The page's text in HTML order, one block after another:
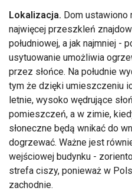
Lokalizacja. Dom ustawiono
najwięcej przeszkleń
południowej, a jak najmniej -
usytuowanie umożliwia
przez słońce. Na południe
tym że dzięki umieszczeniu
letnie, wysoko wędrujące
pomieszczeń, a w zimie,
słoneczne będą wnikać do
dogrzewać. Ważne jest
wejściowej budynku -
strefa ciszy, ponieważ w
zachodnie.